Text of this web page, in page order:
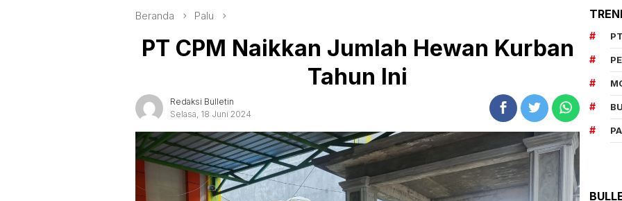
Beranda Palu
PT CPM Naikkan Jumlah Hewan Kurban
Tahun Ini
Redaksi Bulletin
Selasa, 18 Juni 2024